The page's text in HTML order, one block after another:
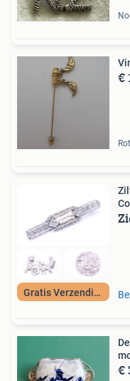
€
Gratis Verzending
€